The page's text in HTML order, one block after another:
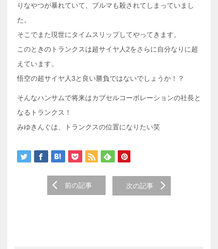
りなやつが暴れていて、ブルマも殺されてしまっていまし
た。
そこでまた現世にタイムスリップしてやってきます。
このときのトランクスは超サイヤ人2をさらに自分なりに超
えています。
悟空の超サイヤ人3と良い勝負ではないでしょうか！？
そんなハンサムで将来はカプセルコーポレーションの社長と
なるトランクス！
みゆきんぐは、トランクスの位置になりたい笑
前の記事 次の記事